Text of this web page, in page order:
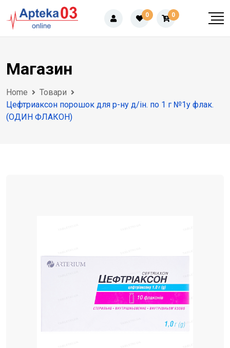
to
content
0 0
Магазин
Home
Товари
Цефтриаксон порошок для р-ну д/ін. по 1 г №1у флак.
(ОДИН ФЛАКОН)